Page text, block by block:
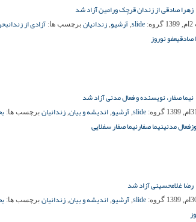
زهرا صادقی از زندان قرچک ورامین آزاد شد
گروه: slide
, آرشیو, زندانیان برچسب ها: آزادی از زندان
صادقیعفو نوروز
نیما صفار، نویسنده و فعال مدنی آزاد شد
گروه: slide
, آرشیو, اندیشه و بیان, زندانیان برچسب ها:
فعال مدنینیما صفارنیما صفار سفلایی
رضا غلامحسینی آزاد شد
گروه: slide
, آرشیو, اندیشه و بیان, زندانیان برچسب ها: